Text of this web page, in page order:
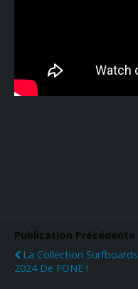
Publication Précédente
La Collection Surfboards
2024 De FONE !